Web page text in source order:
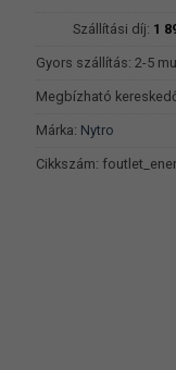
Szállítási díj: 1
Gyors szállítás: 2-5
Megbízható
Márka: Nytro
Cikkszám: